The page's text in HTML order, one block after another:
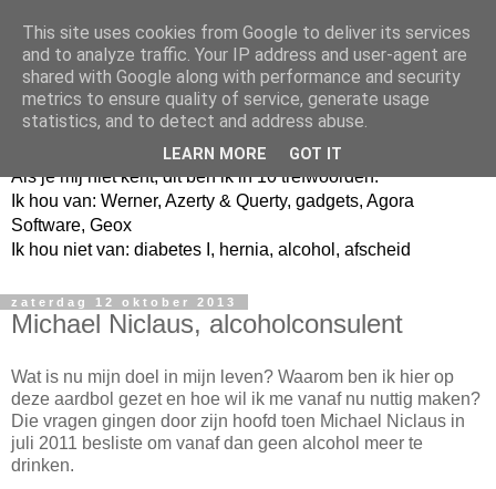
Jangeox' blog
Als je mij niet kent, dit ben ik in 10 trefwoorden.
Ik hou van: Werner, Azerty & Querty, gadgets, Agora
Software, Geox
Ik hou niet van: diabetes I, hernia, alcohol, afscheid
zaterdag 12 oktober 2013
Michael Niclaus, alcoholconsulent
Wat is nu mijn doel in mijn leven? Waarom ben ik hier op
deze aardbol gezet en hoe wil ik me vanaf nu nuttig maken?
Die vragen gingen door zijn hoofd toen Michael Niclaus in
juli 2011 besliste om vanaf dan geen alcohol meer te
drinken.
This site uses cookies from Google to deliver its services
and to analyze traffic. Your IP address and user-agent are
shared with Google along with performance and security
metrics to ensure quality of service, generate usage
statistics, and to detect and address abuse.
LEARN MORE GOT IT